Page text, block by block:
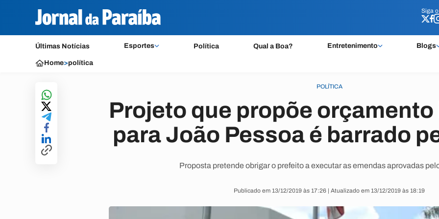
Siga o
Últimas Notícias Esportes Política Qual a Boa? Entretenimento Blogs
Siga o
Home>política
POLÍTICA
Projeto que propõe
para João Pessoa é barrado
Proposta pretende obrigar o prefeito a executar as emendas aprovadas
Publicado em 13/12/2019 às 17:26 | Atualizado em 13/12/2019 às 18:19